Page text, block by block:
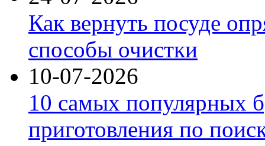
Как вернуть посуде
способы очистки
10-07-2026
10 самых популярных
приготовления по